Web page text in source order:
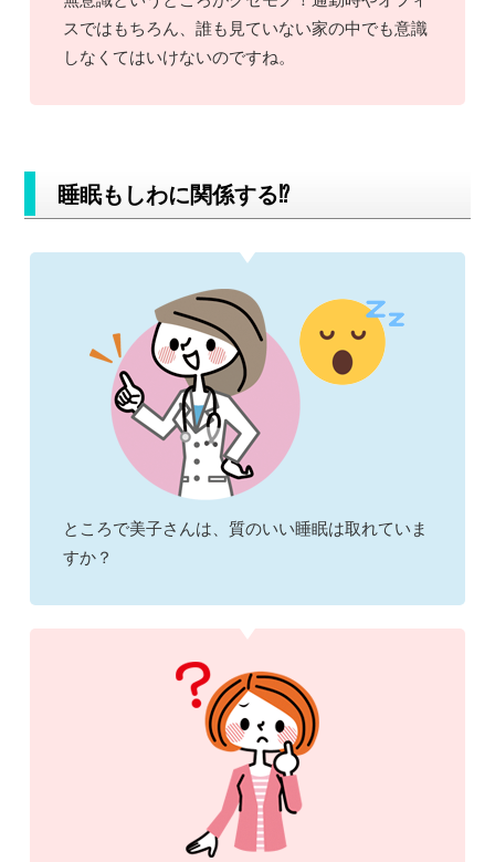
スではもちろん、誰も見ていない家の中でも意識
しなくてはいけないのですね。
睡眠もしわに関係する⁉︎
ところで美子さんは、質のいい睡眠は取れていま
すか？